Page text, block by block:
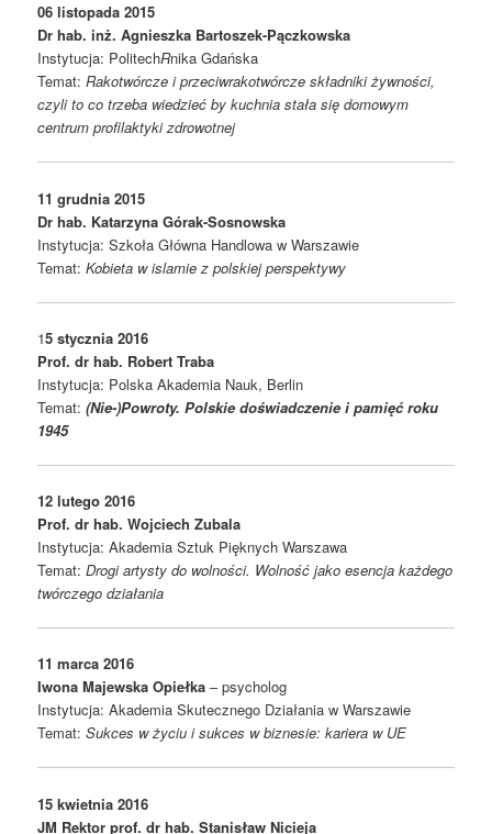
06 listopada 2015
Dr hab. inż. Agnieszka Bartoszek-Pączkowska
Instytucja: PolitechRnika Gdańska
Temat:Rakotwórcze i przeciwrakotwórcze składniki żywności,
czyli to co trzeba wiedzieć by kuchnia stała się domowym
centrum profilaktyki zdrowotnej
11 grudnia 2015
Dr hab. Katarzyna Górak-Sosnowska
Instytucja: Szkoła Główna Handlowa w Warszawie
Temat:Kobieta w islamie z polskiej perspektywy
15 stycznia 2016
Prof. dr hab. Robert Traba
Instytucja: Polska Akademia Nauk, Berlin
Temat: (Nie-)Powroty. Polskie doświadczenie i pamięć roku
1945
12 lutego 2016
Prof. dr hab. Wojciech Zubala
Instytucja: Akademia Sztuk Pięknych Warszawa
Temat:Drogi artysty do wolności. Wolność jako esencja każdego
twórczego działania
11 marca 2016
Iwona Majewska Opiełka – psycholog
Instytucja: Akademia Skutecznego Działania w Warszawie
Temat:Sukces w życiu i sukces w biznesie: kariera w UE
15 kwietnia 2016
JM Rektor prof. dr hab. Stanisław Nicieja